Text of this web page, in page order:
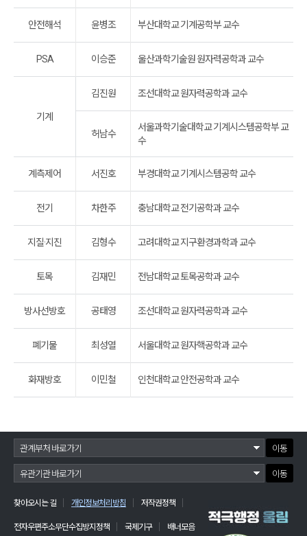
안전해석 윤병조 부산대학교 기계공학부 교수
PSA 이승준 울산과학기술원 원자력공학과 교수
기계
김진원 조선대학교 원자력공학과 교수
허남수
서울과학기술대학교 기계시스템공학부 교
수
계측제어 서진호 부경대학교 기계시스템공학 교수
전기 차한주 충남대학교 전기공학과 교수
지질·지진 김형수 고려대학교 지구환경과학과 교수
토목 김재민 전남대학교 토목공학과 교수
방사선방호 공태영 조선대학교 원자력공학과 교수
폐기물 최성열 서울대학교 원자핵공학과 교수
화재방호 이민철 인천대학교 안전공학과 교수
찾아오시는 길 개인정보처리방침 저작권정책
전자우편주소무단수집방지정책 국제기구 배너모음
이동
이동